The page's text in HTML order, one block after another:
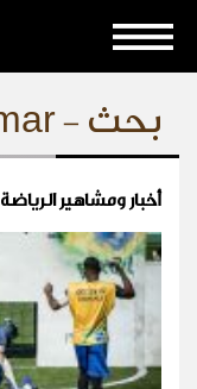
بحث - Neymar
أخبار ومشاهير الرياضة